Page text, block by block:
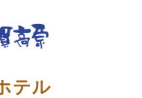
テル